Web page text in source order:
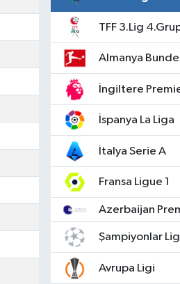
TFF 3.Lig
Almanya
İngiltere
İspanya La Liga
İtalya Serie A
Fransa Ligue 1
Azerbaijan
Şampiyonlar
Avrupa Ligi